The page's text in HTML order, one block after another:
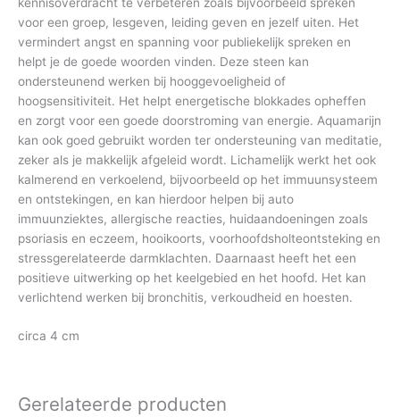
voor een groep, lesgeven, leiding geven en jezelf uiten. Het
vermindert angst en spanning voor publiekelijk spreken en
helpt je de goede woorden vinden. Deze steen kan
ondersteunend werken bij hooggevoeligheid of
hoogsensitiviteit. Het helpt energetische blokkades opheffen
en zorgt voor een goede doorstroming van energie. Aquamarijn
kan ook goed gebruikt worden ter ondersteuning van meditatie,
zeker als je makkelijk afgeleid wordt. Lichamelijk werkt het ook
kalmerend en verkoelend, bijvoorbeeld op het immuunsysteem
en ontstekingen, en kan hierdoor helpen bij auto
immuunziektes, allergische reacties, huidaandoeningen zoals
psoriasis en eczeem, hooikoorts, voorhoofdsholteontsteking en
stressgerelateerde darmklachten. Daarnaast heeft het een
positieve uitwerking op het keelgebied en het hoofd. Het kan
verlichtend werken bij bronchitis, verkoudheid en hoesten.
circa 4 cm
Gerelateerde producten